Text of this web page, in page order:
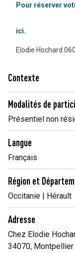
Contexte
Modalités de
Présentiel non
Langue
Français
Région et
Occitanie | Hérault
Adresse
Chez Elodie
34070, Montpellier
Pour réserver
ici.
Elodie Hochard